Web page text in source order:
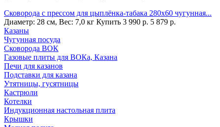
Сковорода с прессом для цыплёнка-табака 280х60 чугунная...
Диаметр: 28 см, Вес: 7,0 кг Купить 3 990 р. 5 879 р.
Казаны
Чугунная посуда
Сковорода ВОК
Газовые плиты для ВОКа, Казана
Печи для казанов
Подставки для казана
Утятницы, гусятницы
Кастрюли
Котелки
Индукционная настольная плита
Крышки